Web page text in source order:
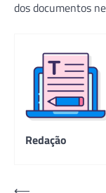
dos documentos
Redação